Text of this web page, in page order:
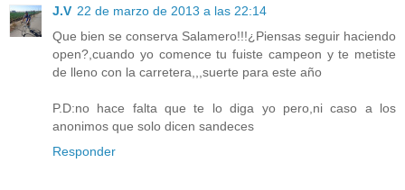
J.V 22 de marzo de 2013 a las 22:14
Que bien se conserva Salamero!!!¿Piensas seguir haciendo
open?,cuando yo comence tu fuiste campeon y te metiste
de lleno con la carretera,,,suerte para este año
P.D:no hace falta que te lo diga yo pero,ni caso a los
anonimos que solo dicen sandeces
Responder